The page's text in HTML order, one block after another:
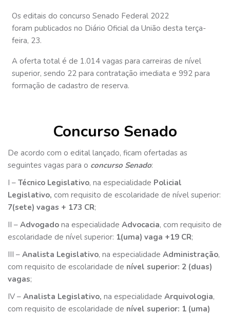
Os editais do concurso Senado Federal 2022
foram publicados no Diário Oficial da União desta terça-
feira, 23.
A oferta total é de 1.014 vagas para carreiras de nível
superior, sendo 22 para contratação imediata e 992 para
formação de cadastro de reserva.
Concurso Senado
De acordo com o edital lançado, ficam ofertadas as
seguintes vagas para o concurso Senado:
I – Técnico Legislativo, na especialidade Policial
Legislativo, com requisito de escolaridade de nível superior:
7(sete) vagas + 173 CR;
II – Advogado na especialidade Advocacia, com requisito de
escolaridade de nível superior: 1(uma) vaga +19 CR;
III – Analista Legislativo, na especialidade Administração,
com requisito de escolaridade de nível superior: 2 (duas)
vagas;
IV – Analista Legislativo, na especialidade Arquivologia,
com requisito de escolaridade de nível superior: 1 (uma)